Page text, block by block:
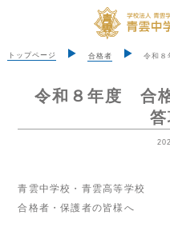
トップページ 合格者 令和８
令和８年度 合
青雲中学校・青雲高等学校
合格者・保護者の皆様へ